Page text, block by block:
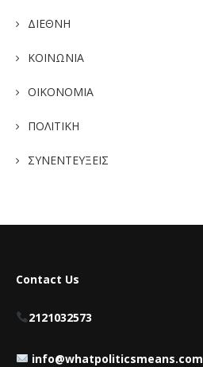
ΔΙΕΘΝΗ
ΚΟΙΝΩΝΙΑ
ΟΙΚΟΝΟΜΙΑ
ΠΟΛΙΤΙΚΗ
ΣΥΝΕΝΤΕΥΞΕΙΣ
Contact Us
2121032573
info@whatpoliticsmeans.com